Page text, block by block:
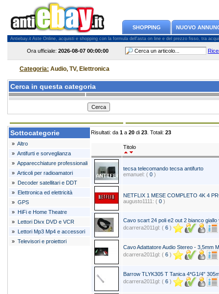
SHOPPING NUOVO
Antiebay.it Aste Online, acquisti e shopping con la formula dell'asta on line e del prezzo fisso, tra
Ora ufficiale: 2026-08-07 00:00:00
Categoria: Audio, TV, Elettronica
Cerca in questa categoria
Sottocategorie
» Altro
» Antifurti e sorveglianza
» Apparecchiature professionali
» Articoli per radioamatori
» Decoder satellitari e DDT
» Elettronica ed elettricità
» GPS
» HiFi e Home Theatre
» Lettori Divx DVD e VCR
» Lettori Mp3 Mp4 e accessori
» Televisori e proiettori
Risultati: da 1 a 20 di 23 . Totali: 23
Titolo
tecsa telecomando tecsa antifurto
emanuel: ( 0 )
NETFLIX 1 MESE COMPLETO 4K 4
augusto1111: ( 0 )
Cavo scart 24 poli e2 out 2 bianco giallo
dcarrera2011gl: ( 6 )
Cavo Adattatore Audio Stereo - 3,5mm
dcarrera2011gl: ( 6 )
Barrow TLYK305 T Tanica 4*G1/4"
dcarrera2011gl: ( 6 )